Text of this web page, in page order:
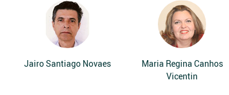
Jairo Santiago Novaes
Maria Regina Canhos
Vicentin